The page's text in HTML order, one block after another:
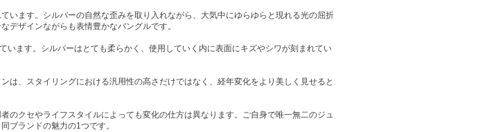
います。シルバーの自然な歪みを取り入れながら、大気中にゆらゆらと現れる光の屈折
デザインながらも表情豊かなバングルです。
います。シルバーはとても柔らかく、使用していく内に表面にキズやシワが刻まれてい
は、スタイリングにおける汎用性の高さだけではなく、経年変化をより美しく見せると
のクセやライフスタイルによっても変化の仕方は異なります。ご自身で唯一無二のジュ
ブランドの魅力の1つです。